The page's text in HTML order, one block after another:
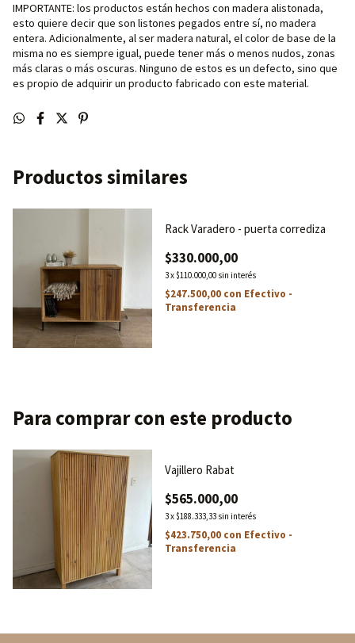
IMPORTANTE: los productos están hechos con madera alistonada,
esto quiere decir que son listones pegados entre sí, no madera
entera. Adicionalmente, al ser madera natural, el color de base de la
misma no es siempre igual, puede tener más o menos nudos, zonas
más claras o más oscuras. Ninguno de estos es un defecto, sino que
es propio de adquirir un producto fabricado con este material.
Productos similares
Rack Varadero - puerta corrediza
$330.000,00
3x $110.000,00 sin interés
$247.500,00 con Efectivo -
Transferencia
Para comprar con este producto
Vajillero Rabat
$565.000,00
3x $188.333,33 sin interés
$423.750,00 con Efectivo -
Transferencia